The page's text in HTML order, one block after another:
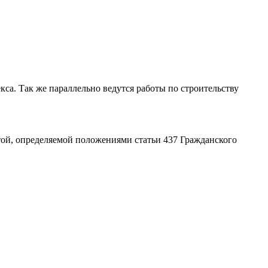
Так же параллельно ведутся работы по строительству
определяемой положениями статьи 437 Гражданского